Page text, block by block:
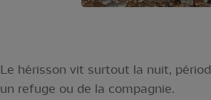
Le hérisson vit surtout la nuit,
un refuge ou de la compagnie.